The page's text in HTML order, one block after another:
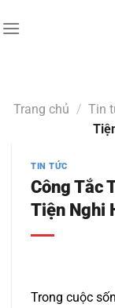
to
Trang chủ / Tin
TIN TỨC
Công Tắc
Tiện Nghi
Trong cuộc